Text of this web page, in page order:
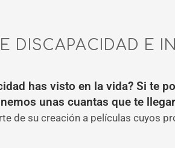
DISCAPACIDAD E
has visto en la vida? Si te
unas cuantas que te
de su creación a películas cuyos